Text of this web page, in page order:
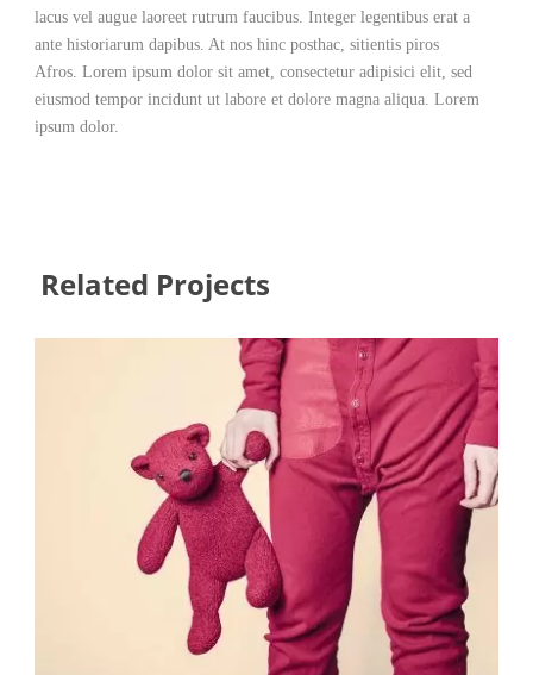
lacus vel augue laoreet rutrum faucibus. Integer legentibus erat a
ante historiarum dapibus. At nos hinc posthac, sitientis piros
Afros. Lorem ipsum dolor sit amet, consectetur adipisici elit, sed
eiusmod tempor incidunt ut labore et dolore magna aliqua. Lorem
ipsum dolor.
Related Projects